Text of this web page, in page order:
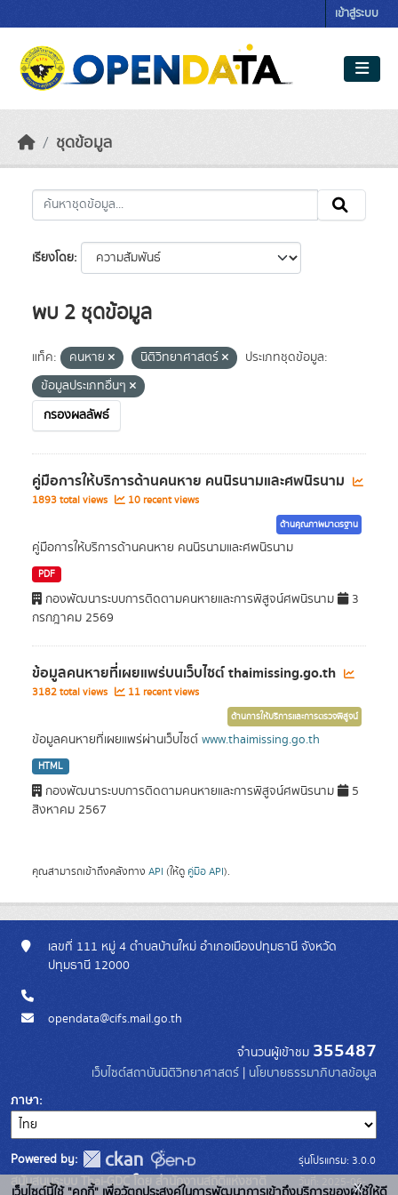
เข้าสู่ระบบ
ชุดข้อมูล
เรียงโดย
พบ 2 ชุดข้อมูล
แท็ค: คนหาย นิติวิทยาศาสตร์
ประเภทชุดข้อมูล:
ข้อมูลประเภทอื่นๆ
กรองผลลัพธ์
คู่มือการให้บริการด้านคนหาย คนนิรนามและศพนิรนาม
1893 total views 10 recent views
ด้านคุณภาพมาตรฐาน
คู่มือการให้บริการด้านคนหาย คนนิรนามและศพนิรนาม
PDF
กองพัฒนาระบบการติดตามคนหายและการพิสูจน์ศพนิรนาม
3
กรกฎาคม 2569
ข้อมูลคนหายที่เผยแพร่บนเว็บไซต์ thaimissing.go.th
3182 total views 11 recent views
ด้านการให้บริการและการตรวจพิสูจน์
ข้อมูลคนหายที่เผยแพร่ผ่านเว็บไซต์ www.thaimissing.go.th
HTML
กองพัฒนาระบบการติดตามคนหายและการพิสูจน์ศพนิรนาม
5
สิงหาคม 2567
คุณสามารถเข้าถึงคลังทาง API (ให้ดู คู่มือ API).
เลขที่ 111 หมู่ 4 ตำบลบ้านใหม่ อำเภอเมืองปทุมธานี จังหวัด
ปทุมธานี 12000
opendata@cifs.mail.go.th
จำนวนผู้เข้าชม 355487
เว็บไซต์สถาบันนิติวิทยาศาสตร์ | นโยบายธรรมาภิบาลข้อมูล
ภาษา
Powered by:
สนับสนุนระบบ Thai-GDC โดย สำนักงานสถิติแห่งชาติ
รุ่นโปรแกรม: 3.0.0
วันที่: 2025-06-
x